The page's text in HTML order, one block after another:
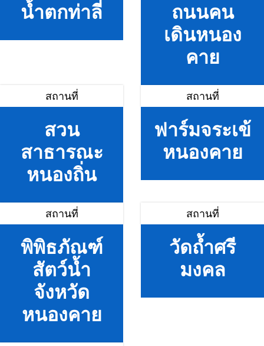
น้ำตกท่าลี่
ถนนคน
เดินหนอง
คาย
สถานที่
สวน
สาธารณะ
หนองถิ่น
สถานที่
ฟาร์มจระเข้
หนองคาย
สถานที่
พิพิธภัณฑ์
สัตว์น้ำ
จังหวัด
หนองคาย
สถานที่
วัดถ้ำศรี
มงคล